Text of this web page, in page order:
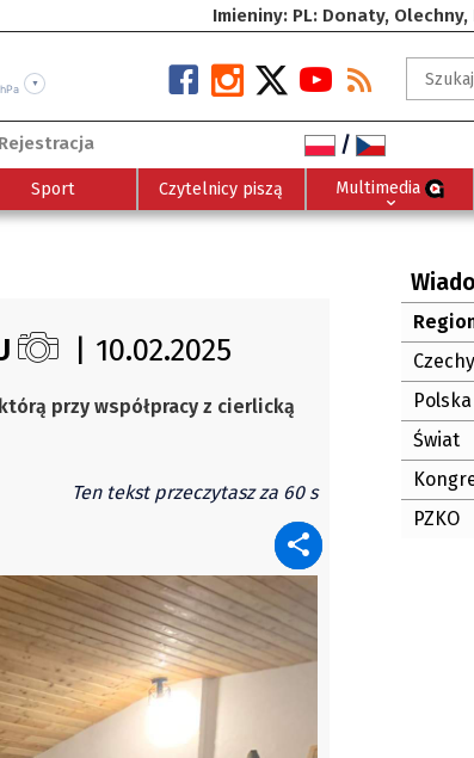
Imieniny: PL: Donaty,
Rejestracja /
Sport Czytelnicy piszą Multimedia
| 10.02.2025
przy współpracy z cierlicką
Ten tekst przeczytasz za 60 s
Czechy
Polska
Świat
PZKO